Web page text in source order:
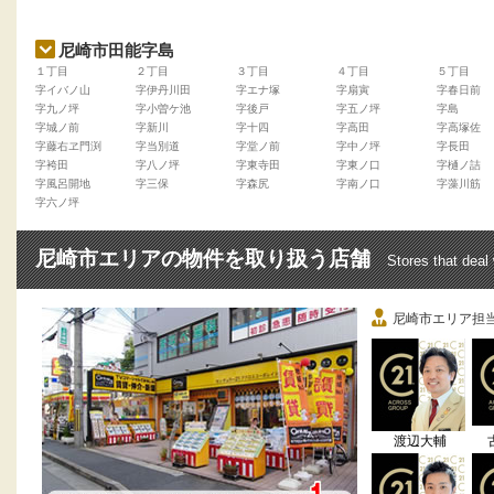
尼崎市田能字島
１丁目 ２丁目 ３丁目 ４丁目
５丁目
字イバノ山
字伊丹川田 字エナ塚 字扇寅
字春日前
字九ノ坪
字小曽ケ池 字後戸 字五ノ坪
字島
字城ノ前
字新川 字十四 字高田
字高塚佐
字藤右ヱ門渕
字当別道 字堂ノ前 字中ノ坪
字長田
字袴田
字八ノ坪 字東寺田 字東ノ口
字樋ノ詰
字風呂開地
字三保 字森尻 字南ノ口
字藻川筋
字六ノ坪
尼崎市エリアの物件を取り扱う店舗 Stores that deal
尼崎市エリア担
渡辺大輔